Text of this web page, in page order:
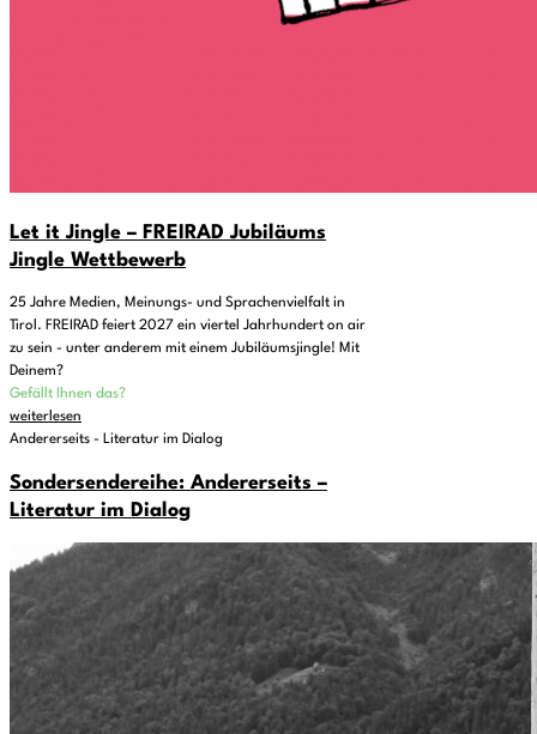
Let it Jingle – FREIRAD Jubiläums
Jingle Wettbewerb
25 Jahre Medien, Meinungs- und Sprachenvielfalt in
Tirol. FREIRAD feiert 2027 ein viertel Jahrhundert on air
zu sein - unter anderem mit einem Jubiläumsjingle! Mit
Deinem?
Gefällt Ihnen das?
weiterlesen
Andererseits - Literatur im Dialog
Sondersendereihe: Andererseits –
Literatur im Dialog